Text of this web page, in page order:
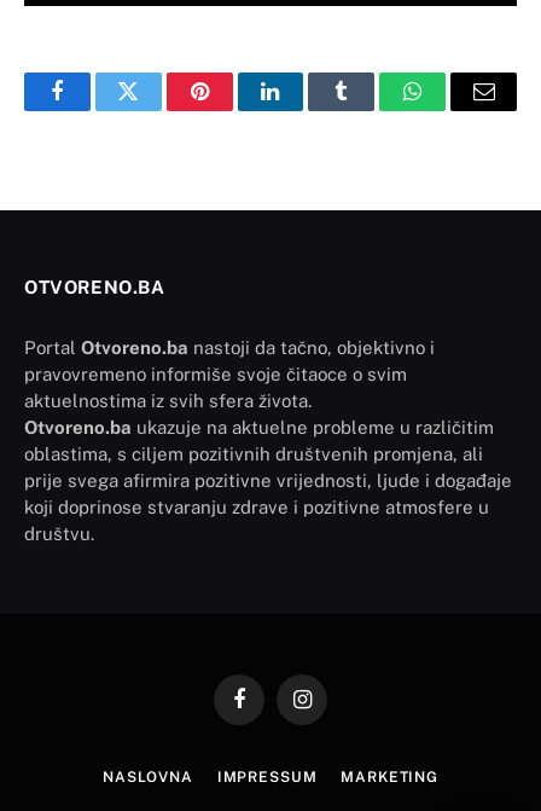
FacebookTwitter PinterestLinkedInTumblr WhatsAppEmail
OTVORENO.BA
Portal Otvoreno.ba nastoji da tačno, objektivno i
pravovremeno informiše svoje čitaoce o svim
aktuelnostima iz svih sfera života.
Otvoreno.ba ukazuje na aktuelne probleme u različitim
oblastima, s ciljem pozitivnih društvenih promjena, ali
prije svega afirmira pozitivne vrijednosti, ljude i događaje
koji doprinose stvaranju zdrave i pozitivne atmosfere u
društvu.
FacebookInstagram
NASLOVNA IMPRESSUM MARKETING